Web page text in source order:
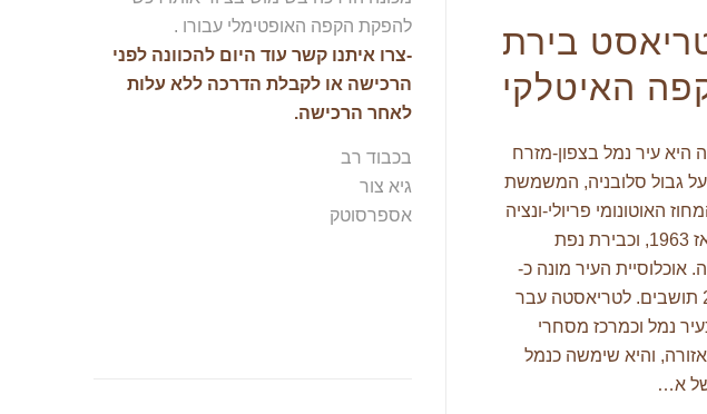
בירת
האיטלקי
היא עיר נמל בצפון-מזרח
על גבול סלובניה, המשמשת
האוטונומי פריולי-ונציה
ג'וליה מאז 1963, וכבירת נפת
אוכלוסיית העיר מונה כ-
210,000 תושבים. לטריאסטה עבר
נמל וכמרכז מסחרי
והיא שימשה כנמל
של א…
להפקת הקפה האופטימלי עבורו .
-צרו איתנו קשר עוד היום להכוונה לפני
הרכישה או לקבלת הדרכה ללא עלות
לאחר הרכישה.
בכבוד רב
גיא צור
אספרסוטק